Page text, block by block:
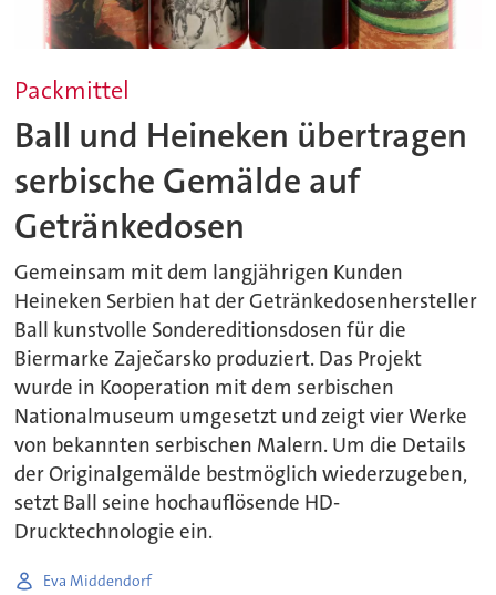
Packmittel
Ball und Heineken übertragen
serbische Gemälde auf
Getränkedosen
Gemeinsam mit dem langjährigen Kunden
Heineken Serbien hat der Getränkedosenhersteller
Ball kunstvolle Sondereditionsdosen für die
Biermarke Zaječarsko produziert. Das Projekt
wurde in Kooperation mit dem serbischen
Nationalmuseum umgesetzt und zeigt vier Werke
von bekannten serbischen Malern. Um die Details
der Originalgemälde bestmöglich wiederzugeben,
setzt Ball seine hochauflösende HD-
Drucktechnologie ein.
Eva Middendorf